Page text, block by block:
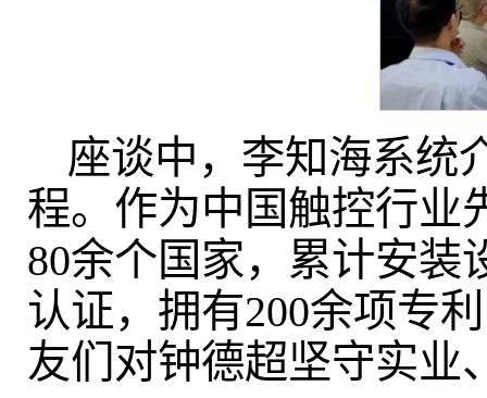
座谈中，李知海系统
程。作为中国触控行业
80余个国家，累计安装
认证，拥有200余项专
友们对钟德超坚守实业